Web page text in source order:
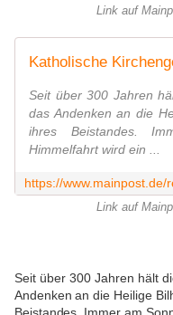
Link auf
Seit über 300 Jahren
das Andenken an die
ihres Beistandes.
Himmelfahrt wird ein ...
Link auf
Seit über 300 Jahren hält
Andenken an die Heilige